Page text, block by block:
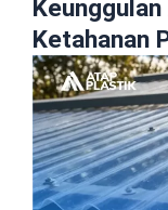
Ketahanan